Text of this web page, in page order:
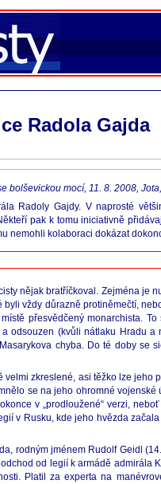
Radola Gajda
bolševickou mocí, 11. 8. 2008,
Radoly Gajdy. V naprosté
pak k tomu iniciativně
nemohli kolaboraci dokázat
nějak bratříčkoval. Zejména je
byli vždy důrazně protiněmečtí,
přesvědčený monarchista.
odsouzen (kvůli nátlaku Hradu
chyba. Do té doby se
zkreslené, asi těžko lze
se na jeho ohromné
v „prodloužené“ verzi,
v Rusku, kde jeho hvězda
rodným jménem Rudolf Geidl
od legií k armádě
Platil za experta na